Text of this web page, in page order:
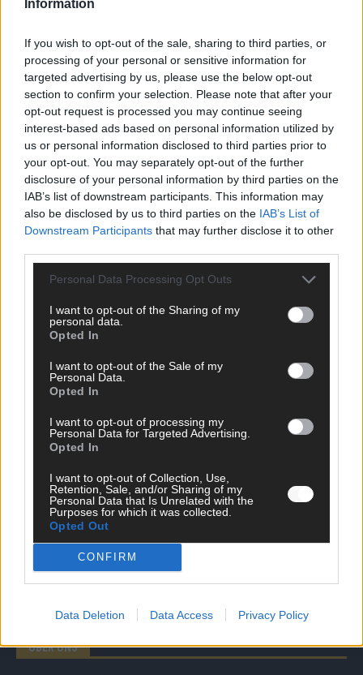
Information
If you wish to opt-out of the sale, sharing to third parties, or
processing of your personal or sensitive information for
targeted advertising by us, please use the below opt-out
section to confirm your selection. Please note that after your
opt-out request is processed you may continue seeing
interest-based ads based on personal information utilized by
us or personal information disclosed to third parties prior to
your opt-out. You may separately opt-out of the further
disclosure of your personal information by third parties on the
IAB’s list of downstream participants. This information may
also be disclosed by us to third parties on the IAB’s List of
Downstream Participants that may further disclose it to other
Personal Data Processing Opt Outs
I want to opt-out of the Sharing of my
personal data.
Opted In
I want to opt-out of the Sale of my
Personal Data.
Opted In
I want to opt-out of processing my
Personal Data for Targeted Advertising.
Opted In
I want to opt-out of Collection, Use,
Retention, Sale, and/or Sharing of my
Personal Data that Is Unrelated with the
Purposes for which it was collected.
Opted Out
CONFIRM
Data Deletion Data Access Privacy Policy
SCHNELL ZUM RESSORT
Nachrichten
Wirtschaft
Ratgeber
Kommentar
Eurovision
FLASH – DAS VIDEOPORTAL
ÜBER UNS